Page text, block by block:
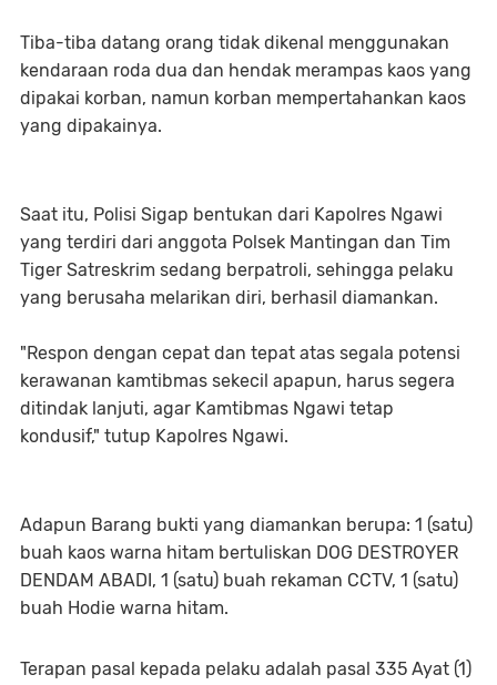
Tiba-tiba datang orang tidak dikenal menggunakan
kendaraan roda dua dan hendak merampas kaos yang
dipakai korban, namun korban mempertahankan kaos
yang dipakainya.
Saat itu, Polisi Sigap bentukan dari Kapolres Ngawi
yang terdiri dari anggota Polsek Mantingan dan Tim
Tiger Satreskrim sedang berpatroli, sehingga pelaku
yang berusaha melarikan diri, berhasil diamankan.
"Respon dengan cepat dan tepat atas segala potensi
kerawanan kamtibmas sekecil apapun, harus segera
ditindak lanjuti, agar Kamtibmas Ngawi tetap
kondusif," tutup Kapolres Ngawi.
Adapun Barang bukti yang diamankan berupa: 1 (satu)
buah kaos warna hitam bertuliskan DOG DESTROYER
DENDAM ABADI, 1 (satu) buah rekaman CCTV, 1 (satu)
buah Hodie warna hitam.
Terapan pasal kepada pelaku adalah pasal 335 Ayat (1)